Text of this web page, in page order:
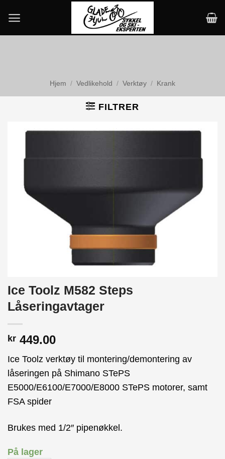
content
Hjem / Vedlikehold / Verktøy / Krank
FILTRER
Ice Toolz M582 Steps
Låseringavtager
kr 449.00
Ice Toolz verktøy til montering/demontering av
låseringen på Shimano STePS
E5000/E6100/E7000/E8000 STePS motorer, samt
FSA spider
Brukes med 1/2″ pipenøkkel.
På lager